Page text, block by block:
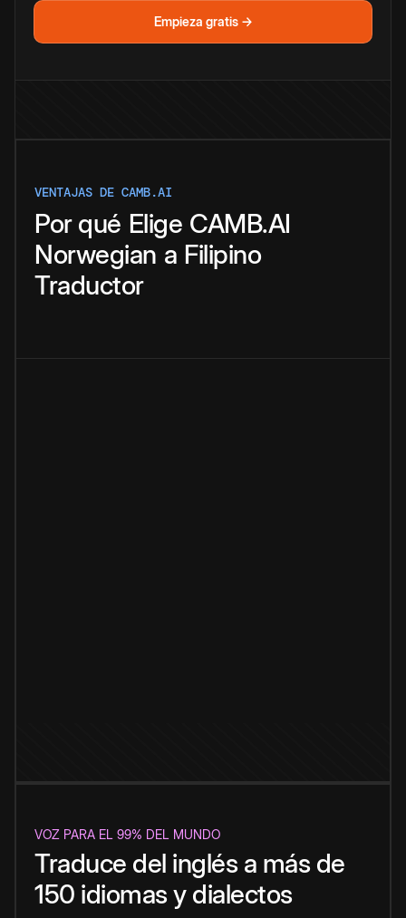
Empieza gratis →
VENTAJAS DE CAMB.AI
Por qué Elige CAMB.AI
Norwegian a Filipino
Traductor
VOZ PARA EL 99% DEL MUNDO
Traduce del inglés a más de
150 idiomas y dialectos